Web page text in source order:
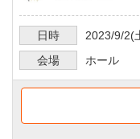
日時 2023/9/2(
会場
ホール